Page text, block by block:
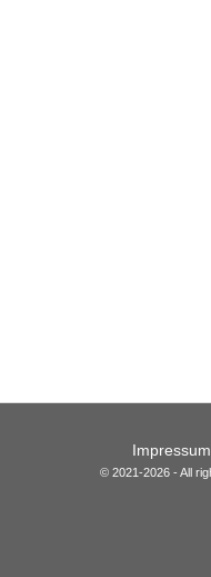
Impressum
© 2021-2026 - All